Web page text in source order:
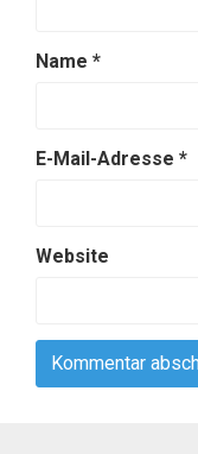
Name *
E-Mail-Adresse *
Website